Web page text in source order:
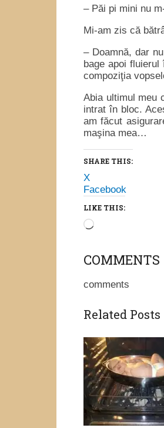
– Păi pi mini nu
Mi-am zis că
– Doamnă, dar
bage apoi
compoziţia
Abia ultimul meu
intrat în bloc.
am făcut
maşina mea…
SHARE THIS:
X
Facebook
LIKE THIS:
Loading…
COMMENTS
comments
Related Posts